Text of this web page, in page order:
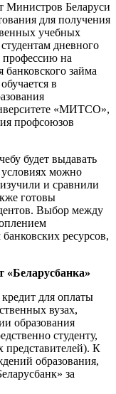
Министров Беларуси
для получения
учебных
дневного
профессию на
займа
в
«МИТСО»,
профсоюзов
будет выдавать
можно
и сравнили
готовы
Выбор между
ресурсов,
«Беларусбанка»
для оплаты
вузах,
образования
студенту,
представителей). К
образования,
за